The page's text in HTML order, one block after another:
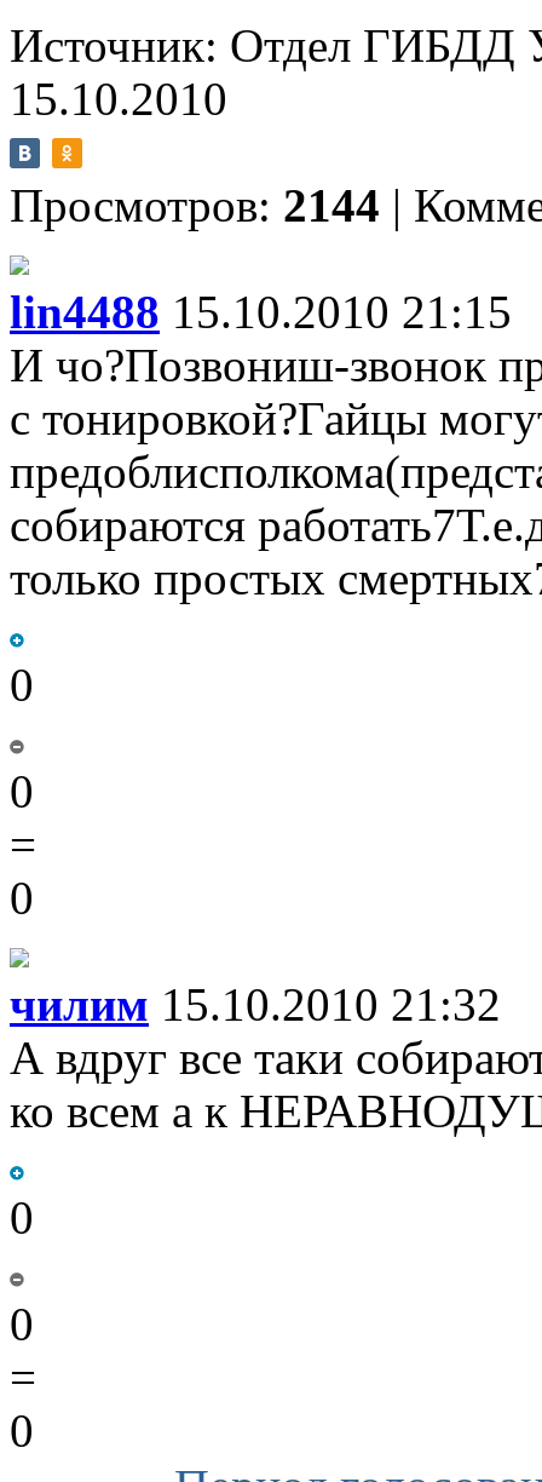
Источник: Отдел ГИБДД
15.10.2010
Просмотров: 2144 |
lin4488 15.10.2010 21:15
И чо?Позвониш-звонок
с тонировкой?Гайцы
собираются
только простых
0
0
=
0
чилим 15.10.2010 21:32
А вдруг все таки
ко всем а к
0
0
=
0